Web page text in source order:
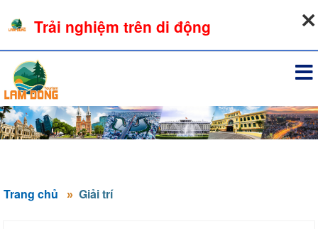
Trang chủ Giải trí
Trải nghiệm trên di động